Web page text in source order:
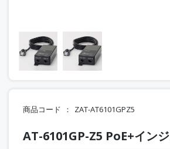
商品コード ZAT-AT6101GPZ5
AT-6101GP-Z5 PoE+イン